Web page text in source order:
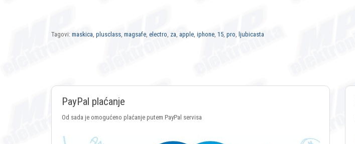
Tagovi: maskica, plusclass, magsafe, electro, za, apple, iphone, 15, pro, ljubicasta
PayPal plaćanje
Od sada je omogućeno plaćanje putem PayPal servisa